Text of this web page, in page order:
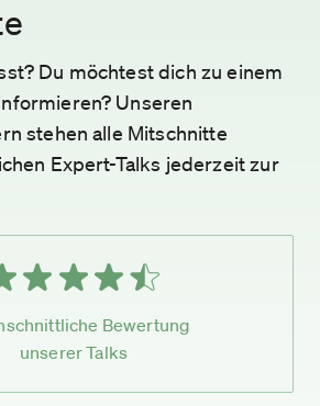
Du möchtest dich zu einem
Unseren
stehen alle Mitschnitte
Expert-Talks jederzeit zur
Bewertung
unserer Talks